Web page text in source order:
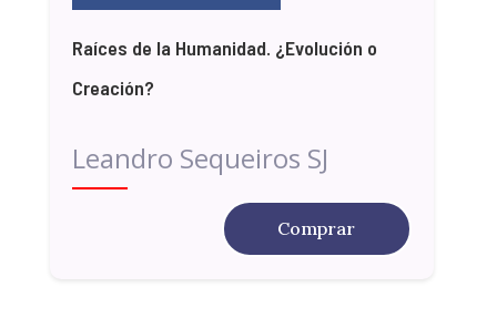
Raíces de la Humanidad. ¿Evolución o
Creación?
Leandro Sequeiros SJ
Comprar